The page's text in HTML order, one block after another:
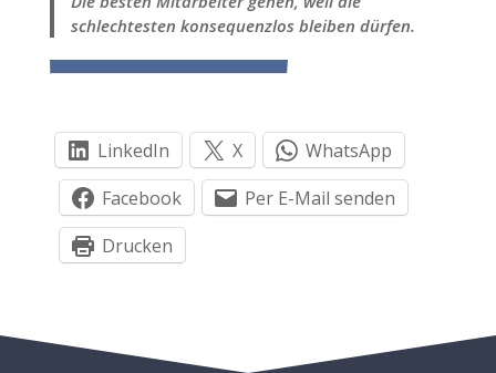
schlechtesten konsequenzlos bleiben dürfen.
LinkedIn X
WhatsApp
Facebook
Per E-Mail senden
Drucken